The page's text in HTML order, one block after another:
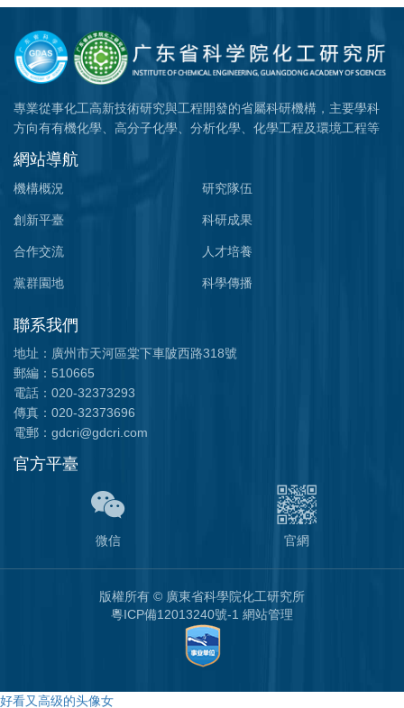
專業從事化工高新技術研究與工程開發的省屬科研機構，主要學科
方向有有機化學、高分子化學、分析化學、化學工程及環境工程等
網站導航
機構概況 研究隊伍
創新平臺 科研成果
合作交流 人才培養
黨群園地 科學傳播
聯系我們
地址：廣州市天河區棠下車陂西路318號
郵編：510665
電話：020-32373293
傳真：020-32373696
電郵：gdcri@gdcri.com
官方平臺
微信 官網
版權所有 © 廣東省科學院化工研究所
粵ICP備12013240號-1 網站管理
好看又高级的头像女